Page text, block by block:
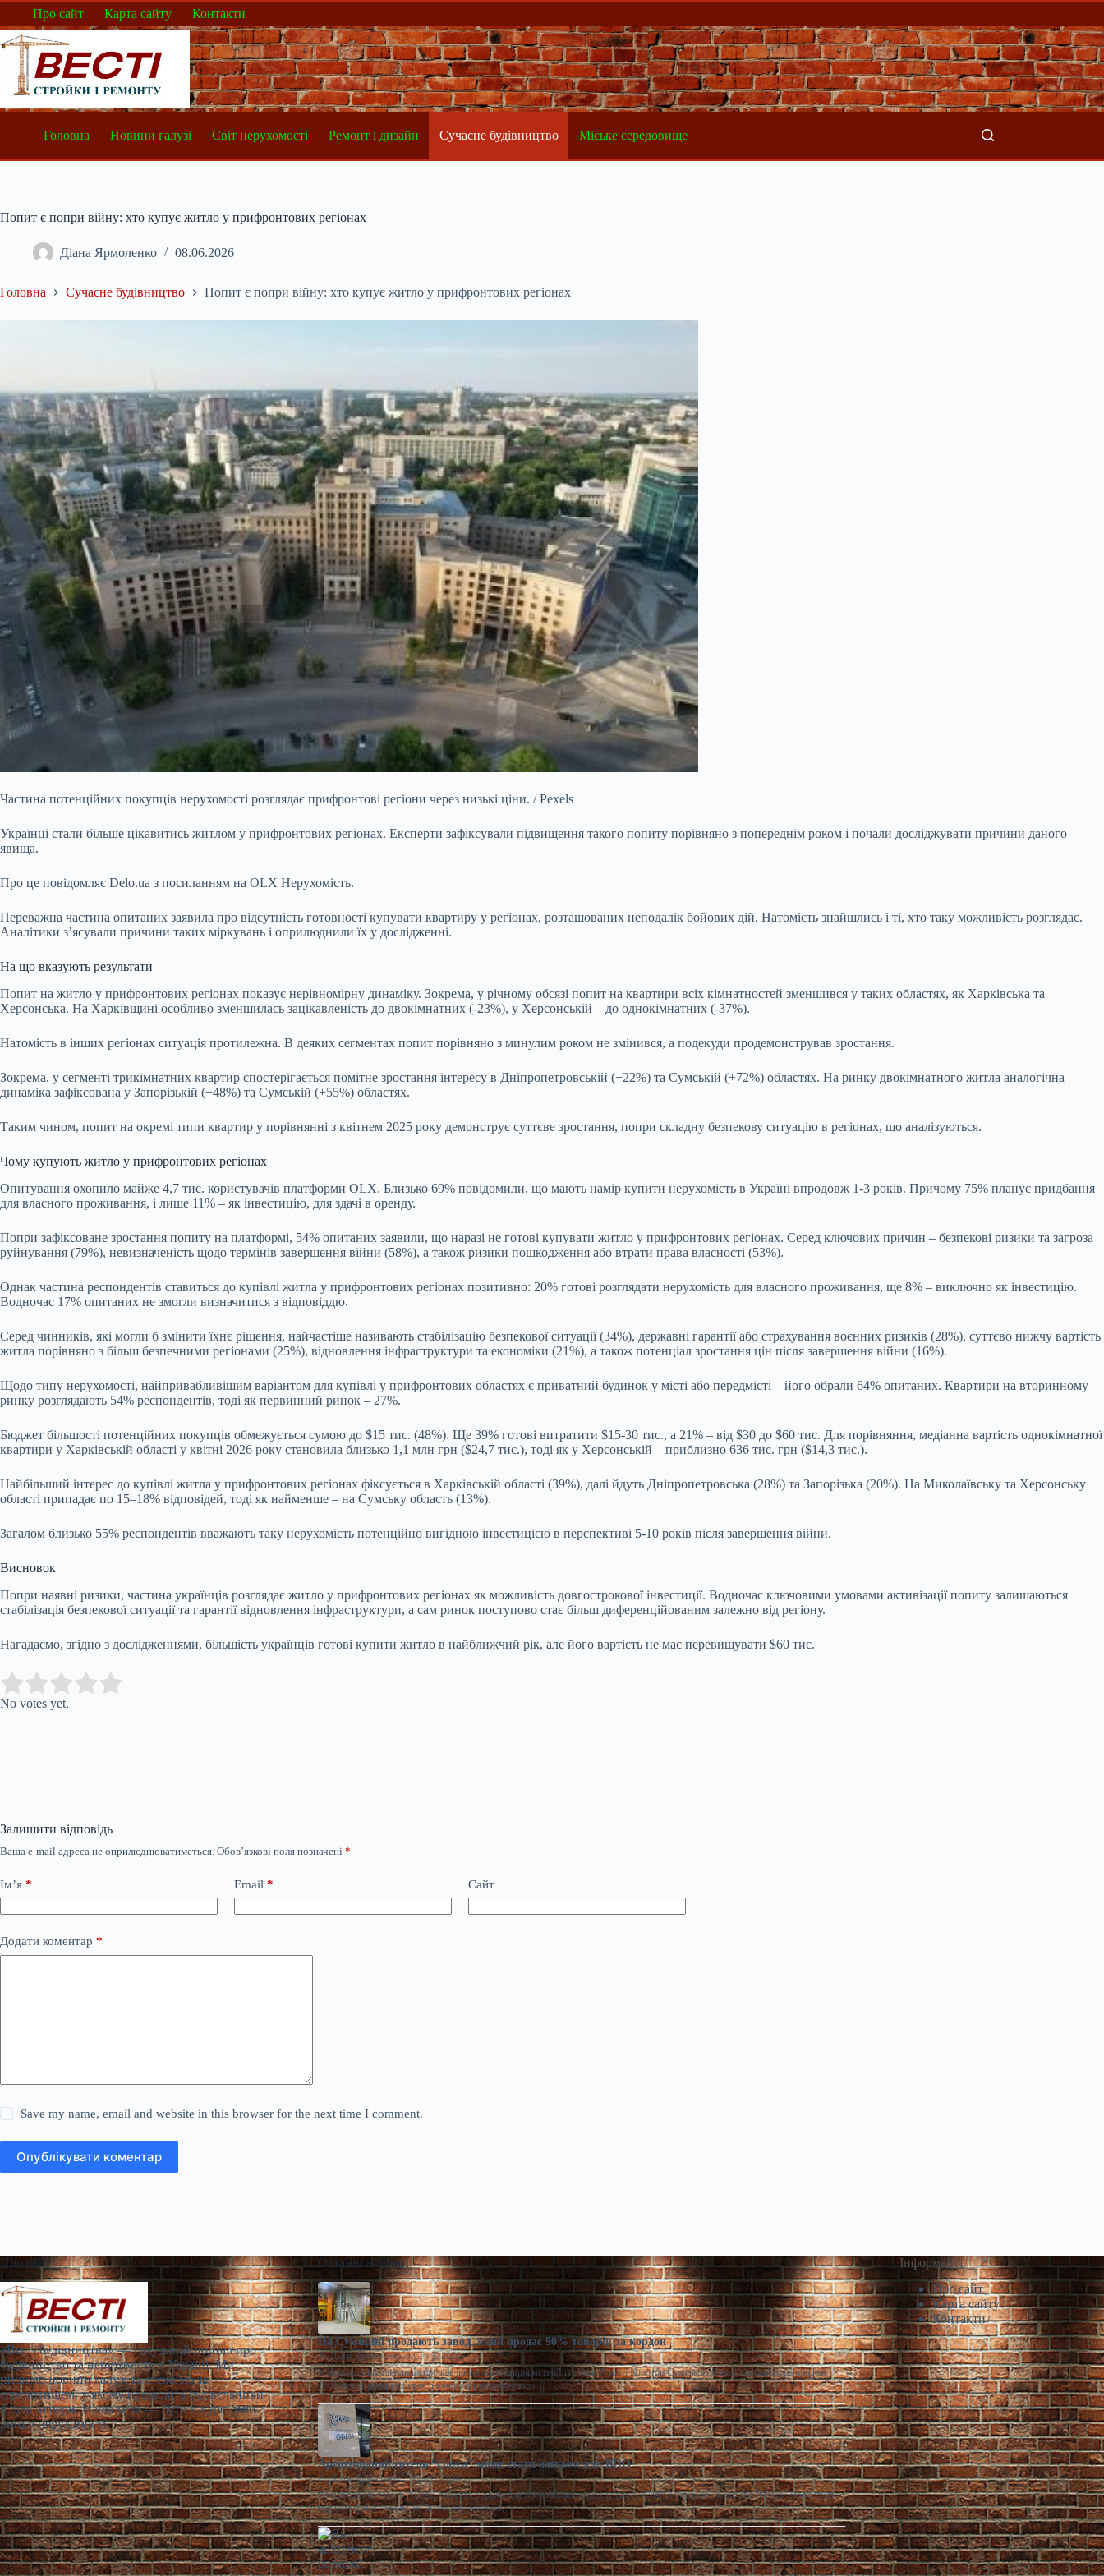
Перейти
вмісту
Про сайт Карта сайту Контакти
Головна Новини галузі Світ нерухомості Ремонт і дизайн Сучасне будівництво Міське середовище
Попит є попри війну: хто купує житло у прифронтових регіонах
Діана Ярмоленко 08.06.2026
Головна Сучасне будівництво Попит є попри війну: хто купує житло у прифронтових регіонах
Частина потенційних покупців нерухомості розглядає прифронтові регіони через низькі ціни. / Pexels
Українці стали більше цікавитись житлом у прифронтових регіонах. Експерти зафіксували підвищення такого попиту порівняно з попереднім роком і почали досліджувати причини даного
явища.
Про це повідомляє Delo.ua з посиланням на OLX Нерухомість.
Переважна частина опитаних заявила про відсутність готовності купувати квартиру у регіонах, розташованих неподалік бойових дій. Натомість знайшлись і ті, хто таку можливість розглядає.
Аналітики з’ясували причини таких міркувань і оприлюднили їх у дослідженні.
На що вказують результати
Попит на житло у прифронтових регіонах показує нерівномірну динаміку. Зокрема, у річному обсязі попит на квартири всіх кімнатностей зменшився у таких областях, як Харківська та
Херсонська. На Харківщині особливо зменшилась зацікавленість до двокімнатних (-23%), у Херсонській – до однокімнатних (-37%).
Натомість в інших регіонах ситуація протилежна. В деяких сегментах попит порівняно з минулим роком не змінився, а подекуди продемонстрував зростання.
Зокрема, у сегменті трикімнатних квартир спостерігається помітне зростання інтересу в Дніпропетровській (+22%) та Сумській (+72%) областях. На ринку двокімнатного житла аналогічна
динаміка зафіксована у Запорізькій (+48%) та Сумській (+55%) областях.
Таким чином, попит на окремі типи квартир у порівнянні з квітнем 2025 року демонструє суттєве зростання, попри складну безпекову ситуацію в регіонах, що аналізуються.
Чому купують житло у прифронтових регіонах
Опитування охопило майже 4,7 тис. користувачів платформи OLX. Близько 69% повідомили, що мають намір купити нерухомість в Україні впродовж 1-3 років. Причому 75% планує придбання
для власного проживання, і лише 11% – як інвестицію, для здачі в оренду.
Попри зафіксоване зростання попиту на платформі, 54% опитаних заявили, що наразі не готові купувати житло у прифронтових регіонах. Серед ключових причин – безпекові ризики та загроза
руйнування (79%), невизначеність щодо термінів завершення війни (58%), а також ризики пошкодження або втрати права власності (53%).
Однак частина респондентів ставиться до купівлі житла у прифронтових регіонах позитивно: 20% готові розглядати нерухомість для власного проживання, ще 8% – виключно як інвестицію.
Водночас 17% опитаних не змогли визначитися з відповіддю.
Серед чинників, які могли б змінити їхнє рішення, найчастіше називають стабілізацію безпекової ситуації (34%), державні гарантії або страхування воєнних ризиків (28%), суттєво нижчу вартість
житла порівняно з більш безпечними регіонами (25%), відновлення інфраструктури та економіки (21%), а також потенціал зростання цін після завершення війни (16%).
Щодо типу нерухомості, найпривабливішим варіантом для купівлі у прифронтових областях є приватний будинок у місті або передмісті – його обрали 64% опитаних. Квартири на вторинному
ринку розглядають 54% респондентів, тоді як первинний ринок – 27%.
Бюджет більшості потенційних покупців обмежується сумою до $15 тис. (48%). Ще 39% готові витратити $15-30 тис., а 21% – від $30 до $60 тис. Для порівняння, медіанна вартість однокімнатної
квартири у Харківській області у квітні 2026 року становила близько 1,1 млн грн ($24,7 тис.), тоді як у Херсонській – приблизно 636 тис. грн ($14,3 тис.).
Найбільший інтерес до купівлі житла у прифронтових регіонах фіксується в Харківській області (39%), далі йдуть Дніпропетровська (28%) та Запорізька (20%). На Миколаївську та Херсонську
області припадає по 15–18% відповідей, тоді як найменше – на Сумську область (13%).
Загалом близько 55% респондентів вважають таку нерухомість потенційно вигідною інвестицією в перспективі 5-10 років після завершення війни.
Висновок
Попри наявні ризики, частина українців розглядає житло у прифронтових регіонах як можливість довгострокової інвестиції. Водночас ключовими умовами активізації попиту залишаються
стабілізація безпекової ситуації та гарантії відновлення інфраструктури, а сам ринок поступово стає більш диференційованим залежно від регіону.
Нагадаємо, згідно з дослідженнями, більшість українців готові купити житло в найближчий рік, але його вартість не має перевищувати $60 тис.
Rate this item:
No votes yet.
Залишити відповідь
Ваша e-mail адреса не оприлюднюватиметься. Обов’язкові поля позначені *
Ім’я * Email * Сайт
Додати коментар *
Save my name, email and website in this browser for the next time I comment.
Опублікувати коментар
Про сайт
«Весті будівництва» — галузевий портал про
будівництво та нерухомість в Україні. Ми
пишемо новини галузі та стежимо за
середовищем, у якому працюють будівельники
й девелопери. Наша мета — бути в курсі змін
ринку нерухомості.
Останні новини
На Сумщині продають завод, який продає 90% товарів за кордон
Діана Ярмоленко
Сер 7, 2026
У Конотопі виставили на продаж діюче агропідприємство/Inventure У місті Конотоп Сумської області виставили на продаж
100% корпоративних прав діючого агропереробного
Арештований готель “Одеса” може стати житлом для ВПО
Діана Ярмоленко
Сер 7, 2026
Арештований готель "Одеса" можуть віддати для проживання переселенців / АРМА Готельний комплекс “Одеса” може стати
першим арештованим об’єктом нерухомості,
Інформація
Про сайт
Карта сайту
Контакти